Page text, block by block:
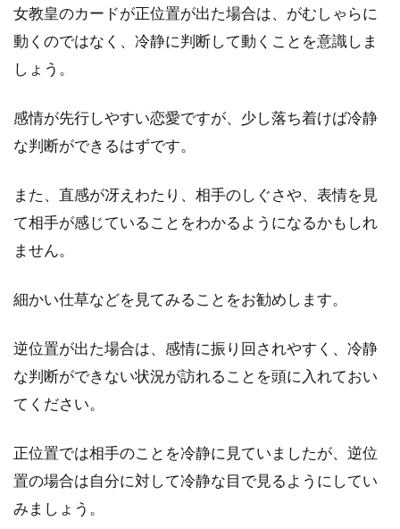
女教皇のカードが正位置が出た場合は、がむしゃらに
動くのではなく、冷静に判断して動くことを意識しま
しょう。
感情が先行しやすい恋愛ですが、少し落ち着けば冷静
な判断ができるはずです。
また、直感が冴えわたり、相手のしぐさや、表情を見
て相手が感じていることをわかるようになるかもしれ
ません。
細かい仕草などを見てみることをお勧めします。
逆位置が出た場合は、感情に振り回されやすく、冷静
な判断ができない状況が訪れることを頭に入れておい
てください。
正位置では相手のことを冷静に見ていましたが、逆位
置の場合は自分に対して冷静な目で見るようにしてい
みましょう。